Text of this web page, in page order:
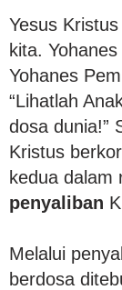
Yesus
kita.
Yohanes
“Lihatlah
dosa dunia!”
Kristus
kedua dalam
penyaliban
Melalui
berdosa